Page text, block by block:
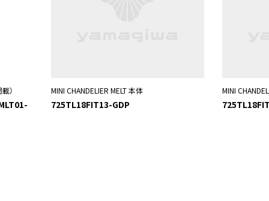
） MINI CHANDELIER MELT 本体
725TL18FIT13-GDP
MINI